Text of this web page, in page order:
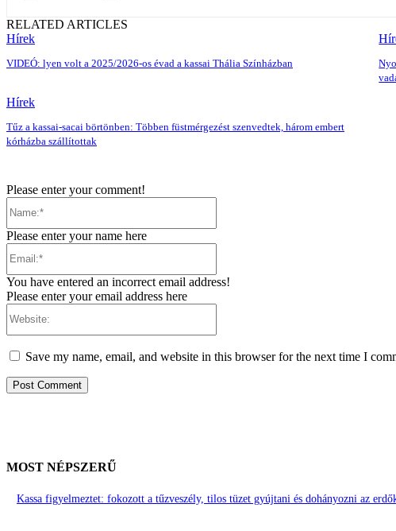
RELATED ARTICLES
Hírek
VIDEÓ: lyen volt a 2025/2026-os évad a kassai Thália Színházban
Hírek
Tűz a kassai-sacai börtönben: Többen füstmérgezést szenvedtek, három embert
kórházba szállítottak
Please enter your comment!
Please enter your name here
You have entered an incorrect email address!
Please enter your email address here
Save my name, email, and website in this browser for the next time I
MOST NÉPSZERŰ
Kassa figyelmeztet: fokozott a tűzveszély, tilos tüzet gyújtani és dohányozni az